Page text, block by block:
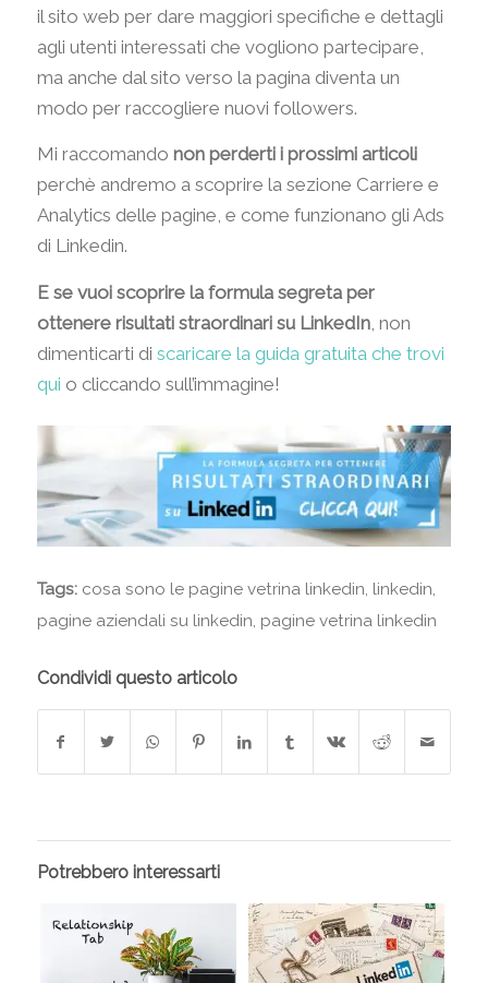
il sito web per dare maggiori specifiche e dettagli
agli utenti interessati che vogliono partecipare,
ma anche dal sito verso la pagina diventa un
modo per raccogliere nuovi followers.
Mi raccomando non perderti i prossimi articoli
perchè andremo a scoprire la sezione Carriere e
Analytics delle pagine, e come funzionano gli Ads
di Linkedin.
E se vuoi scoprire la formula segreta per
ottenere risultati straordinari su LinkedIn, non
dimenticarti di scaricare la guida gratuita che trovi
qui o cliccando sull’immagine!
Tags: cosa sono le pagine vetrina linkedin, linkedin,
pagine aziendali su linkedin, pagine vetrina linkedin
Condividi questo articolo
Potrebbero interessarti